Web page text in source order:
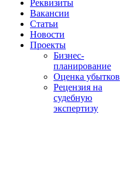
Реквизиты
Вакансии
Статьи
Новости
Проекты
Бизнес-
планирование
Оценка убытков
Рецензия на
судебную
экспертизу